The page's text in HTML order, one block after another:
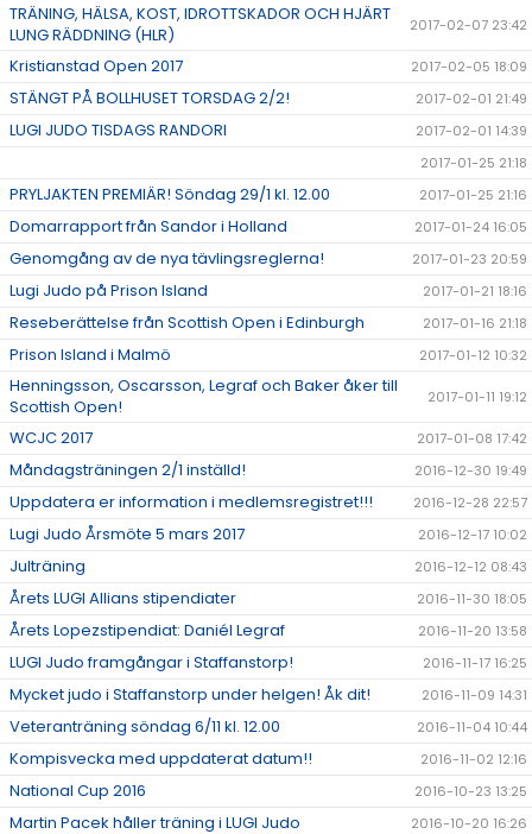
TRÄNING, HÄLSA, KOST, IDROTTSKADOR OCH HJÄRT
LUNG RÄDDNING (HLR)
2017-02-07 23:42
Kristianstad Open 2017 2017-02-05 18:09
STÄNGT PÅ BOLLHUSET TORSDAG 2/2! 2017-02-01 21:49
LUGI JUDO TISDAGS RANDORI
2017-02-01 14:39
2017-01-25 21:18
PRYLJAKTEN PREMIÄR! Söndag 29/1 kl. 12.00 2017-01-25 21:16
Domarrapport från Sandor i Holland 2017-01-24 16:05
Genomgång av de nya tävlingsreglerna! 2017-01-23 20:59
Lugi Judo på Prison Island 2017-01-21 18:16
Reseberättelse från Scottish Open i Edinburgh 2017-01-16 21:18
Prison Island i Malmö 2017-01-12 10:32
Henningsson, Oscarsson, Legraf och Baker åker till
Scottish Open!
2017-01-11 19:12
WCJC 2017 2017-01-08 17:42
Måndagsträningen 2/1 inställd! 2016-12-30 19:49
Uppdatera er information i medlemsregistret!!! 2016-12-28 22:57
Lugi Judo Årsmöte 5 mars 2017 2016-12-17 10:02
Julträning 2016-12-12 08:43
Årets LUGI Allians stipendiater 2016-11-30 18:05
Årets Lopezstipendiat: Daniél Legraf 2016-11-20 13:58
LUGI Judo framgångar i Staffanstorp! 2016-11-17 16:25
Mycket judo i Staffanstorp under helgen! Åk dit! 2016-11-09 14:31
Veteranträning söndag 6/11 kl. 12.00 2016-11-04 10:44
Kompisvecka med uppdaterat datum!! 2016-11-02 12:16
National Cup 2016 2016-10-23 13:25
Martin Pacek håller träning i LUGI Judo 2016-10-20 16:26